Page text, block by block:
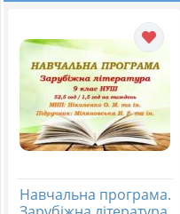
Навчальна програма.